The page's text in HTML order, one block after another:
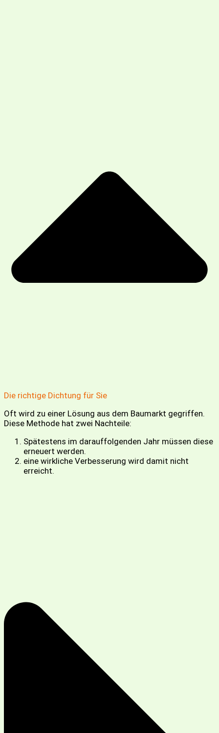
Die richtige Dichtung für Sie
Oft wird zu einer Lösung aus dem Baumarkt gegriffen.
Diese Methode hat zwei Nachteile:
Spätestens im darauffolgenden Jahr müssen diese
erneuert werden.
eine wirkliche Verbesserung wird damit nicht
erreicht.